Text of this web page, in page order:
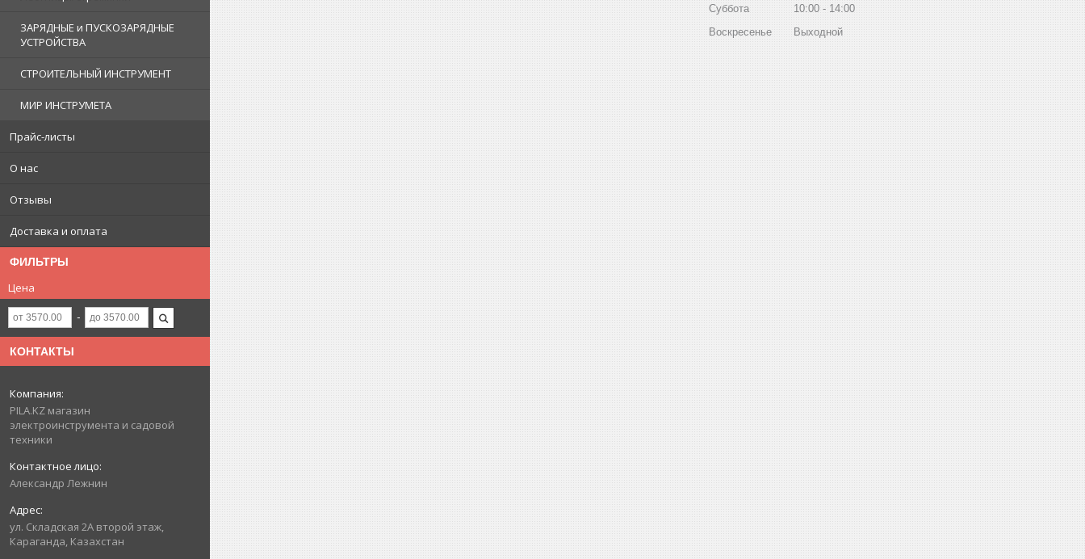
ЗАРЯДНЫЕ и ПУСКОЗАРЯДНЫЕ
УСТРОЙСТВА
СТРОИТЕЛЬНЫЙ ИНСТРУМЕНТ
МИР ИНСТРУМЕТА
Прайс-листы
О нас
Отзывы
Доставка и оплата
ФИЛЬТРЫ
Цена
КОНТАКТЫ
PILA.KZ магазин
электроинструмента и садовой
техники
Александр Лежнин
ул. Складская 2А второй этаж,
Караганда, Казахстан
Суббота
10:00
14:00
Воскресенье
Выходной